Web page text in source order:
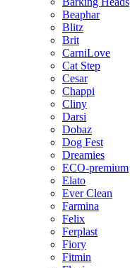
Beaphar
Blitz
Brit
CarniLove
Cat Step
Cesar
Chappi
Cliny
Darsi
Dobaz
Dog Fest
Dreamies
ECO-premium
Elato
Ever Clean
Farmina
Felix
Ferplast
Fiory
Fitmin